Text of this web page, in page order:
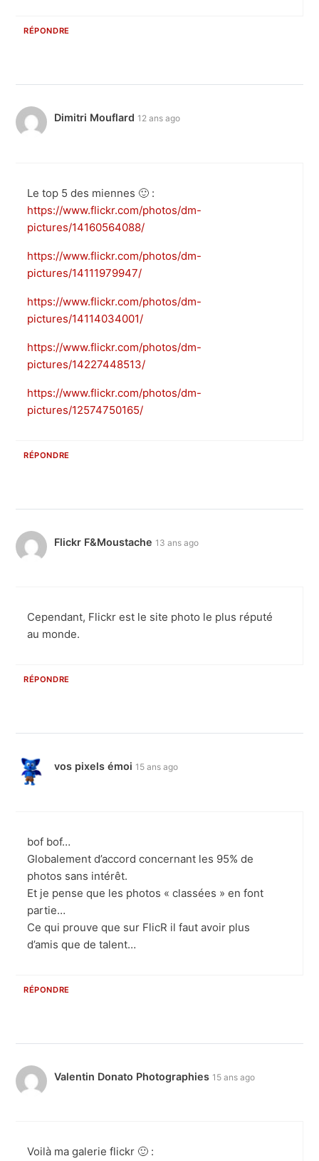
RÉPONDRE
Dimitri Mouflard 12 ans ago
Le top 5 des miennes 🙂 :
https://www.flickr.com/photos/dm-
pictures/14160564088/
https://www.flickr.com/photos/dm-
pictures/14111979947/
https://www.flickr.com/photos/dm-
pictures/14114034001/
https://www.flickr.com/photos/dm-
pictures/14227448513/
https://www.flickr.com/photos/dm-
pictures/12574750165/
RÉPONDRE
Flickr F&Moustache 13 ans ago
Cependant, Flickr est le site photo le plus réputé
au monde.
RÉPONDRE
vos pixels émoi 15 ans ago
bof bof…
Globalement d’accord concernant les 95% de
photos sans intérêt.
Et je pense que les photos « classées » en font
partie…
Ce qui prouve que sur FlicR il faut avoir plus
d’amis que de talent…
RÉPONDRE
Valentin Donato Photographies 15 ans ago
Voilà ma galerie flickr 🙂 :